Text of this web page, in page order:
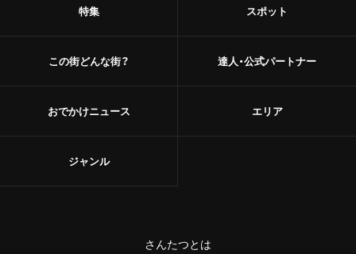
特集
この街どんな街？
おでかけニュース
スポット
達人・公式パートナー
エリア
ジャンル
さんたつとは